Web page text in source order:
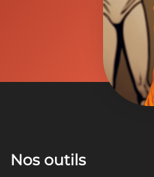
Nos outils